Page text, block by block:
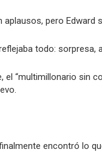
aplausos, pero Edward
todo: sorpresa,
el “multimillonario sin
encontró lo